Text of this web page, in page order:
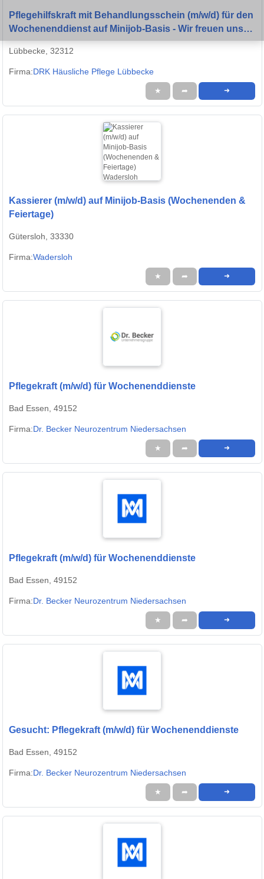
Pflegehilfskraft mit Behandlungsschein (m/w/d) für den
Wochenenddienst auf Minijob-Basis - Wir freuen uns
auf Dich!
Lübbecke, 32312
Firma:DRK Häusliche Pflege Lübbecke
★ ➦ ➜
Kassierer (m/w/d) auf Minijob-Basis (Wochenenden &
Feiertage)
Gütersloh, 33330
Firma:Wadersloh
★ ➦ ➜
Pflegekraft (m/w/d) für Wochenenddienste
Bad Essen, 49152
Firma:Dr. Becker Neurozentrum Niedersachsen
★ ➦ ➜
Pflegekraft (m/w/d) für Wochenenddienste
Bad Essen, 49152
Firma:Dr. Becker Neurozentrum Niedersachsen
★ ➦ ➜
Gesucht: Pflegekraft (m/w/d) für Wochenenddienste
Bad Essen, 49152
Firma:Dr. Becker Neurozentrum Niedersachsen
★ ➦ ➜